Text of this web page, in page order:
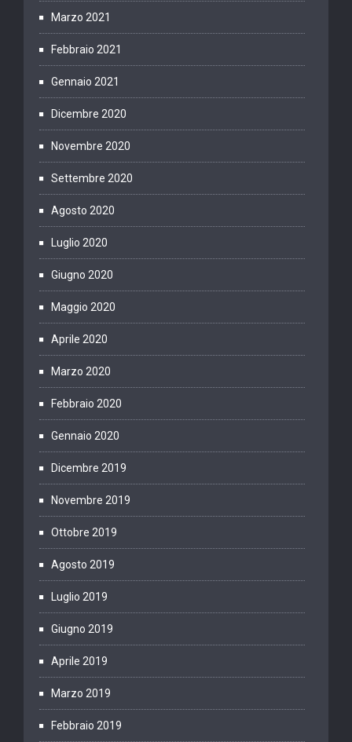
Marzo 2021
Febbraio 2021
Gennaio 2021
Dicembre 2020
Novembre 2020
Settembre 2020
Agosto 2020
Luglio 2020
Giugno 2020
Maggio 2020
Aprile 2020
Marzo 2020
Febbraio 2020
Gennaio 2020
Dicembre 2019
Novembre 2019
Ottobre 2019
Agosto 2019
Luglio 2019
Giugno 2019
Aprile 2019
Marzo 2019
Febbraio 2019